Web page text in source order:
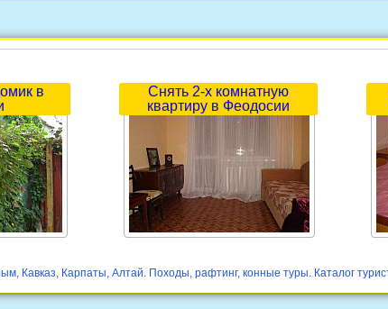
в
Снять 2-х комнатную
квартиру в Феодосии